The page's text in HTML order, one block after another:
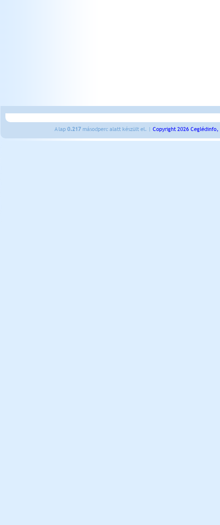
A lap 0.217 másodperc alatt készült el. | Copyright 2026